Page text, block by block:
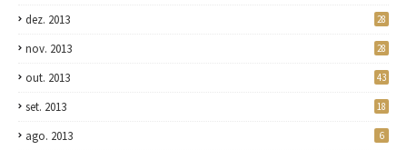
dez. 2013 28
nov. 2013 28
out. 2013 43
set. 2013 18
ago. 2013 6